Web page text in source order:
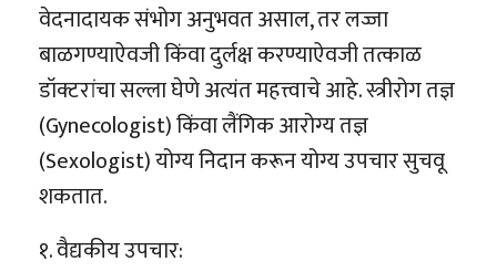
वेदनादायक संभोग अनुभवत असाल, तर लज्जा
बाळगण्याऐवजी किंवा दुर्लक्ष करण्याऐवजी तत्काळ
डॉक्टरांचा सल्ला घेणे अत्यंत महत्त्वाचे आहे. स्त्रीरोग तज्ञ
(Gynecologist) किंवा लैंगिक आरोग्य तज्ञ
(Sexologist) योग्य निदान करून योग्य उपचार सुचवू
शकतात.
१. वैद्यकीय उपचार: